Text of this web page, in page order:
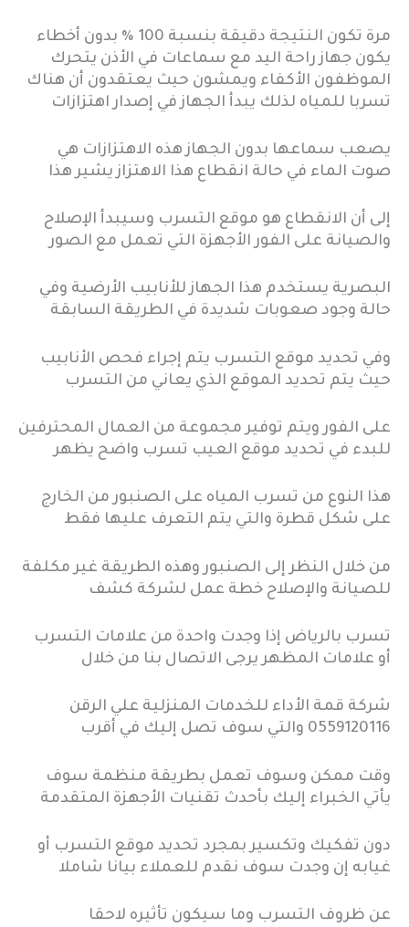
مرة تكون النتيجة دقيقة بنسبة 100 ٪ بدون أخطاء
يكون جهاز راحة اليد مع سماعات في الأذن يتحرك
الموظفون الأكفاء ويمشون حيث يعتقدون أن هناك
تسربا للمياه لذلك يبدأ الجهاز في إصدار اهتزازات
يصعب سماعها بدون الجهاز هذه الاهتزازات هي
صوت الماء في حالة انقطاع هذا الاهتزاز يشير هذا
إلى أن الانقطاع هو موقع التسرب وسيبدأ الإصلاح
والصيانة على الفور الأجهزة التي تعمل مع الصور
البصرية يستخدم هذا الجهاز للأنابيب الأرضية وفي
حالة وجود صعوبات شديدة في الطريقة السابقة
وفي تحديد موقع التسرب يتم إجراء فحص الأنابيب
حيث يتم تحديد الموقع الذي يعاني من التسرب
على الفور ويتم توفير مجموعة من العمال المحترفين
للبدء في تحديد موقع العيب تسرب واضح يظهر
هذا النوع من تسرب المياه على الصنبور من الخارج
على شكل قطرة والتي يتم التعرف عليها فقط
من خلال النظر إلى الصنبور وهذه الطريقة غير مكلفة
للصيانة والإصلاح خطة عمل لشركة كشف
تسرب بالرياض إذا وجدت واحدة من علامات التسرب
أو علامات المظهر يرجى الاتصال بنا من خلال
شركة قمة الأداء للخدمات المنزلية علي الرقن
0559120116 والتي سوف تصل إليك في أقرب
وقت ممكن وسوف تعمل بطريقة منظمة سوف
يأتي الخبراء إليك بأحدث تقنيات الأجهزة المتقدمة
دون تفكيك وتكسير بمجرد تحديد موقع التسرب أو
غيابه إن وجدت سوف نقدم للعملاء بيانا شاملا
عن ظروف التسرب وما سيكون تأثيره لاحقا